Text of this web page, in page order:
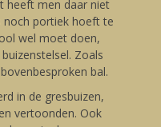
heeft men daar niet
noch portiek hoeft te
wel moet doen,
Zoals
bal.
in de gresbuizen,
vertoonden. Ook